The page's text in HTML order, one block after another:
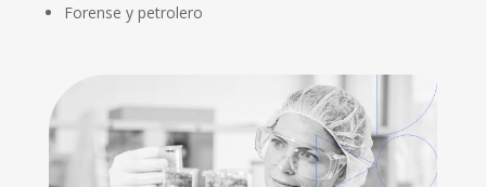
Forense y petrolero